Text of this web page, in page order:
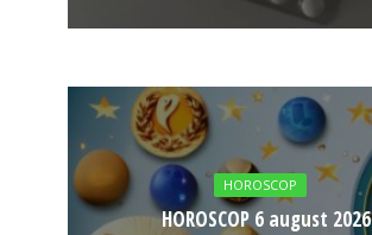
HOROSCOP
HOROSCOP 6 august 2026